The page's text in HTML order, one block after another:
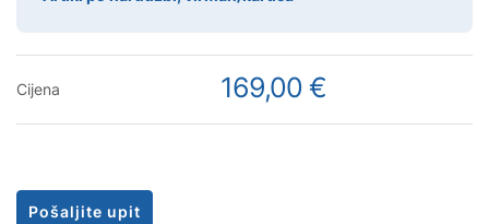
Cijena 169,00 €
Pošaljite upit